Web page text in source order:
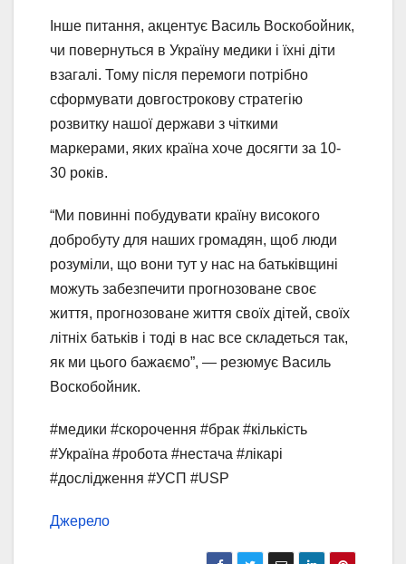
Інше питання, акцентує Василь Воскобойник,
чи повернуться в Україну медики і їхні діти
взагалі. Тому після перемоги потрібно
сформувати довгострокову стратегію
розвитку нашої держави з чіткими
маркерами, яких країна хоче досягти за 10-
30 років.
“Ми повинні побудувати країну високого
добробуту для наших громадян, щоб люди
розуміли, що вони тут у нас на батьківщині
можуть забезпечити прогнозоване своє
життя, прогнозоване життя своїх дітей, своїх
літніх батьків і тоді в нас все складеться так,
як ми цього бажаємо”, — резюмує Василь
Воскобойник.
#медики #скорочення #брак #кількість
#Україна #робота #нестача #лікарі
#дослідження #УСП #USP
Джерело